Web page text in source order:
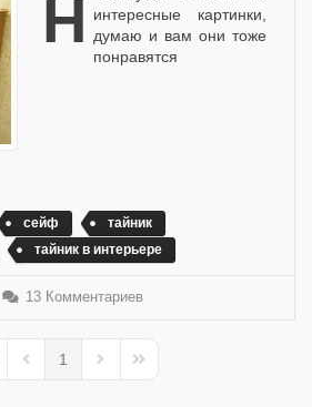
наткнулся в сети на
интересные картинки,
думаю и вам они тоже
понравятся
сейф
тайник
тайник в интерьере
13 Комментариев
PagePrevious Page
1
Next PageLast Page